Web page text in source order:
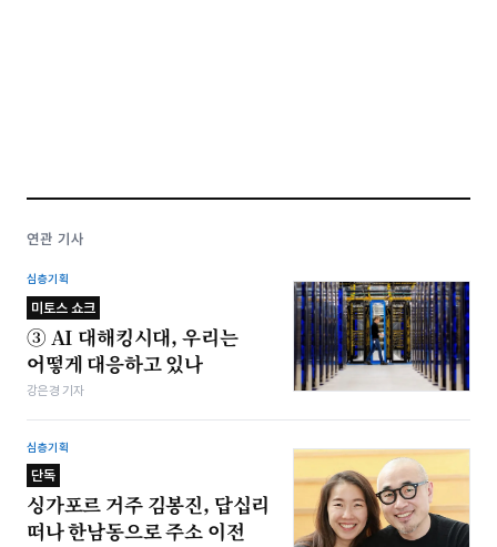
연관 기사
심층기획
미토스 쇼크
③ AI 대해킹시대, 우리는
어떻게 대응하고 있나
강은경 기자
심층기획
단독
싱가포르 거주 김봉진, 답십리
떠나 한남동으로 주소 이전